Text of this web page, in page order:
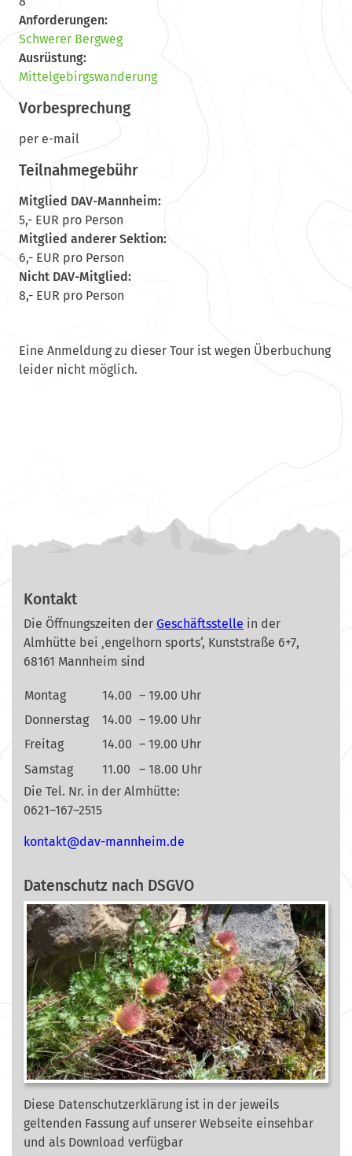
Anforderungen:
Schwerer Bergweg
Ausrüstung:
Mittelgebirgswanderung
Vorbesprechung
per e-mail
Teilnahmegebühr
Mitglied DAV-Mannheim:
5,- EUR pro Person
Mitglied anderer Sektion:
6,- EUR pro Person
Nicht DAV-Mitglied:
8,- EUR pro Person
Eine Anmeldung zu dieser Tour ist wegen Überbuchung
leider nicht möglich.
Kontakt
Die Öffnungszeiten der Geschäftsstelle in der
Almhütte bei ‚engelhorn sports‘, Kunststraße 6+7,
68161 Mannheim sind
Montag 14.00 – 19.00 Uhr
Donnerstag
14.00 – 19.00 Uhr
Freitag
14.00 – 19.00 Uhr
Samstag
11.00
– 18.00 Uhr
Die Tel. Nr. in der Almhütte:
0621–167–2515
ed.mi
ehnna
m-vad
@tkat
nok
Datenschutz nach DSGVO
Diese Datenschutzerklärung ist in der jeweils
geltenden Fassung auf unserer Webseite einsehbar
und als Download verfügbar